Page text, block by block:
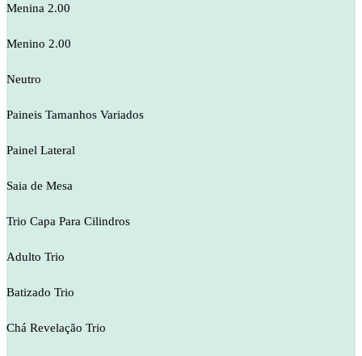
Menina 2.00
Menino 2.00
Neutro
Paineis Tamanhos Variados
Painel Lateral
Saia de Mesa
Trio Capa Para Cilindros
Adulto Trio
Batizado Trio
Chá Revelação Trio